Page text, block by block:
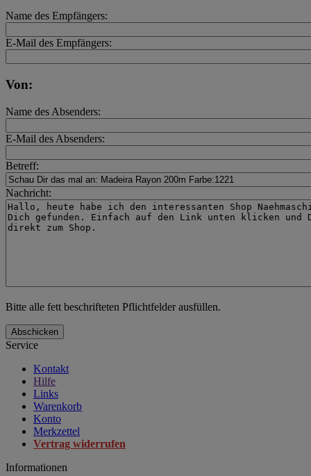
Name des Empfängers:
E-Mail des Empfängers:
Von:
Name des Absenders:
E-Mail des Absenders:
Betreff:
Nachricht:
Bitte alle fett beschrifteten Pflichtfelder ausfüllen.
Abschicken
Service
Kontakt
Hilfe
Links
Warenkorb
Konto
Merkzettel
Vertrag widerrufen
Informationen